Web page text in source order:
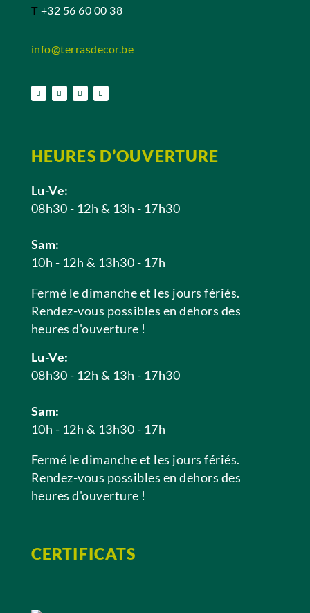
T +32 56 60 00 38
info@terrasdecor.be
HEURES D’OUVERTURE
Lu-Ve:
08h30 - 12h & 13h - 17h30
Sam:
10h - 12h & 13h30 - 17h
Fermé le dimanche et les jours fériés.
Rendez-vous possibles en dehors des
heures d'ouverture !
Lu-Ve:
08h30 - 12h & 13h - 17h30
Sam:
10h - 12h & 13h30 - 17h
Fermé le dimanche et les jours fériés.
Rendez-vous possibles en dehors des
heures d'ouverture !
CERTIFICATS